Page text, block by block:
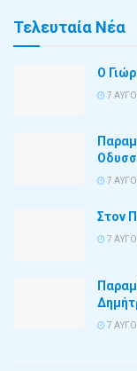
Τελευταία Νέα
Ο
7
7
Στον
7
7